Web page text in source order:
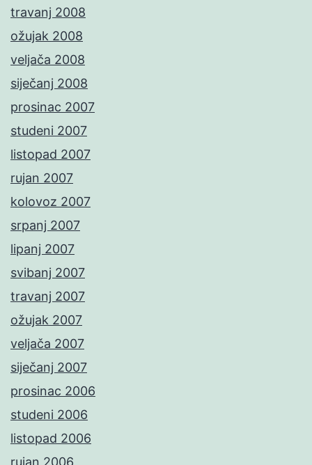
travanj 2008
ožujak 2008
veljača 2008
siječanj 2008
prosinac 2007
studeni 2007
listopad 2007
rujan 2007
kolovoz 2007
srpanj 2007
lipanj 2007
svibanj 2007
travanj 2007
ožujak 2007
veljača 2007
siječanj 2007
prosinac 2006
studeni 2006
listopad 2006